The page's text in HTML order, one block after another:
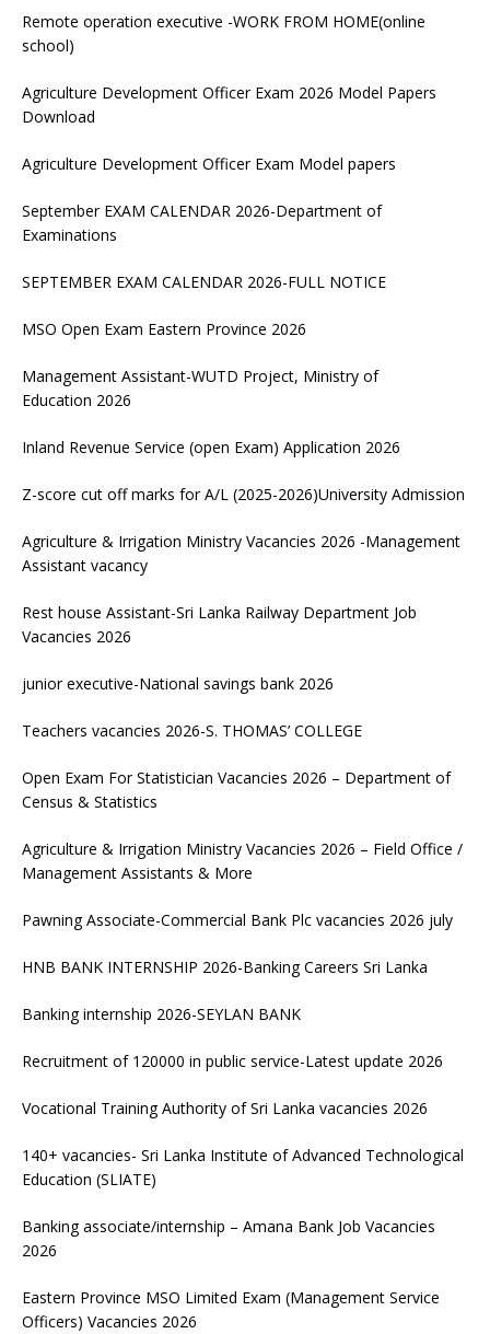
Remote operation executive -WORK FROM HOME(online
school)
Agriculture Development Officer Exam 2026 Model Papers
Download
Agriculture Development Officer Exam Model papers
September EXAM CALENDAR 2026-Department of
Examinations
SEPTEMBER EXAM CALENDAR 2026-FULL NOTICE
MSO Open Exam Eastern Province 2026
Management Assistant-WUTD Project, Ministry of
Education 2026
Inland Revenue Service (open Exam) Application 2026
Z-score cut off marks for A/L (2025-2026)University Admission
Agriculture & Irrigation Ministry Vacancies 2026 -Management
Assistant vacancy
Rest house Assistant-Sri Lanka Railway Department Job
Vacancies 2026
junior executive-National savings bank 2026
Teachers vacancies 2026-S. THOMAS’ COLLEGE
Open Exam For Statistician Vacancies 2026 – Department of
Census & Statistics
Agriculture & Irrigation Ministry Vacancies 2026 – Field Office /
Management Assistants & More
Pawning Associate-Commercial Bank Plc vacancies 2026 july
HNB BANK INTERNSHIP 2026-Banking Careers Sri Lanka
Banking internship 2026-SEYLAN BANK
Recruitment of 120000 in public service-Latest update 2026
Vocational Training Authority of Sri Lanka vacancies 2026
140+ vacancies- Sri Lanka Institute of Advanced Technological
Education (SLIATE)
Banking associate/internship – Amana Bank Job Vacancies
2026
Eastern Province MSO Limited Exam (Management Service
Officers) Vacancies 2026